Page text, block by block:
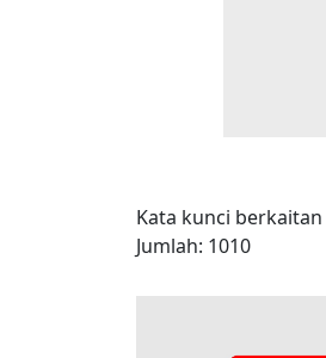
Kata kunci berkaitan
Jumlah: 1010